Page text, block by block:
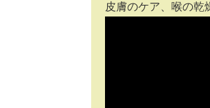
皮膚のケア、喉の乾